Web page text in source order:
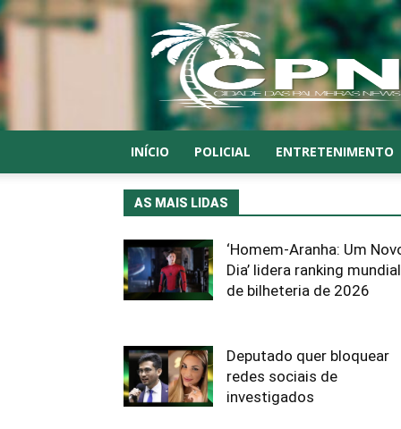
CPN
INÍCIO POLICIAL ENTRETENIMENTO
AS MAIS LIDAS
‘Homem-Aranha: Um
Dia’ lidera ranking mundial
de bilheteria de 2026
Deputado quer bloquear
redes sociais de
investigados